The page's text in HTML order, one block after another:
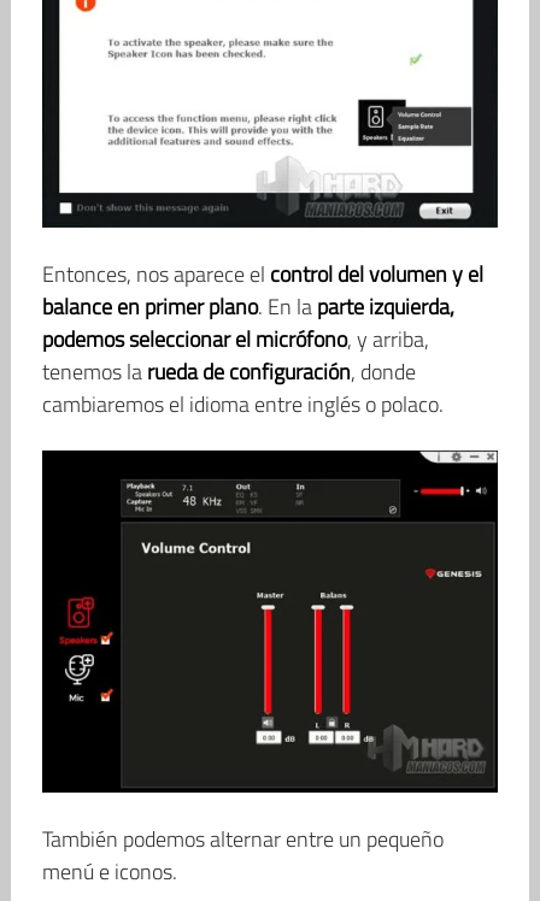
Entonces, nos aparece el control del volumen y el
balance en primer plano. En laparte izquierda,
podemos seleccionar el micrófono, y arriba,
tenemos larueda de configuración, donde
cambiaremos el idioma entre inglés o polaco.
También podemos alternar entre un pequeño
menú e iconos.